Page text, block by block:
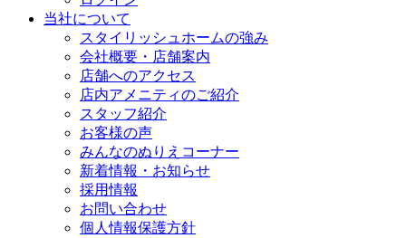
当社について
スタイリッシュホームの強み
会社概要・店舗案内
店舗へのアクセス
店内アメニティのご紹介
スタッフ紹介
お客様の声
みんなのぬりえコーナー
新着情報・お知らせ
採用情報
お問い合わせ
個人情報保護方針